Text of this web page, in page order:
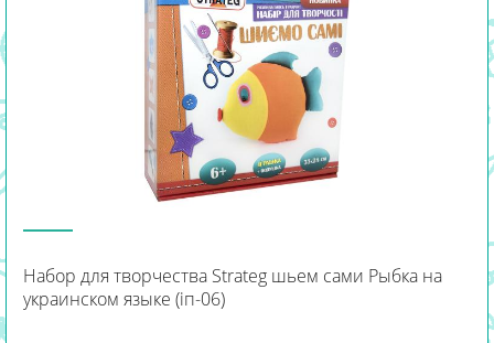
Набор для творчества Strateg шьем сами Рыбка на
украинском языке (іп-06)